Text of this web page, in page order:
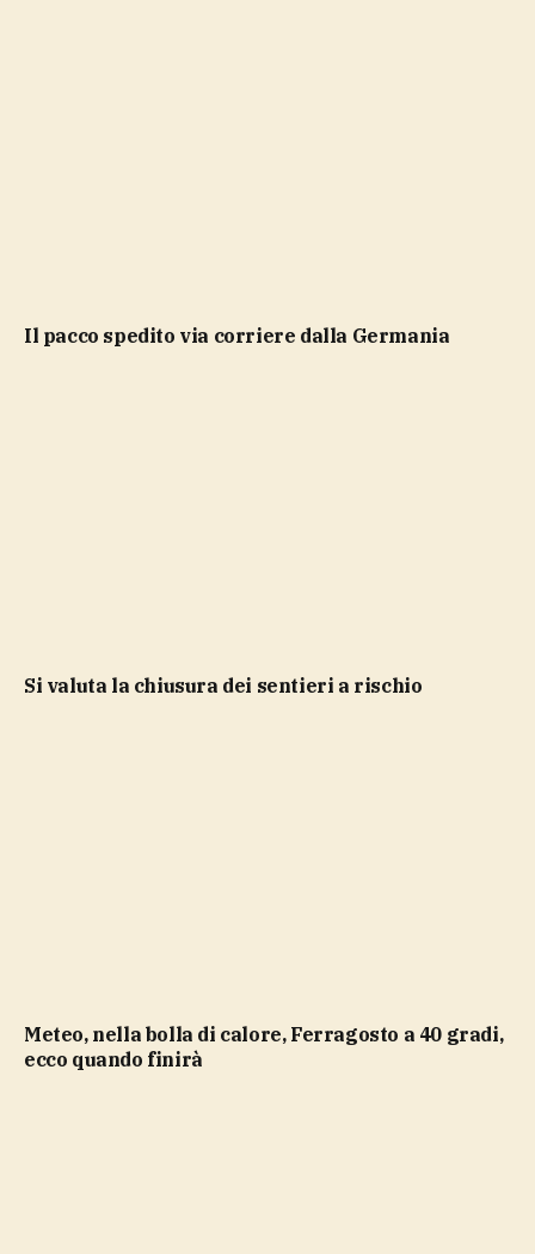
il pacco spedito via corriere dalla Germania
si valuta la chiusura dei sentieri a rischio
Meteo, nella bolla di calore, Ferragosto a 40 gradi,
ecco quando finirà